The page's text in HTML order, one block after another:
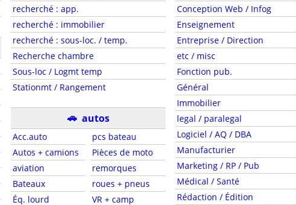
recherché : app.
recherché : immobilier
recherché : sous-loc. / temp.
Recherche chambre
Sous-loc / Logmt temp
Stationmt / Rangement
🚗 autos
Acc.auto
Autos + camions
aviation
Bateaux
Éq. lourd
pcs bateau
Pièces de moto
remorques
roues + pneus
VR + camp
Conception Web / Infog
Enseignement
Entreprise / Direction
etc / misc
Fonction pub.
Général
Immobilier
legal / paralegal
Logiciel / AQ / DBA
Manufacturier
Marketing / RP / Pub
Médical / Santé
Rédaction / Édition